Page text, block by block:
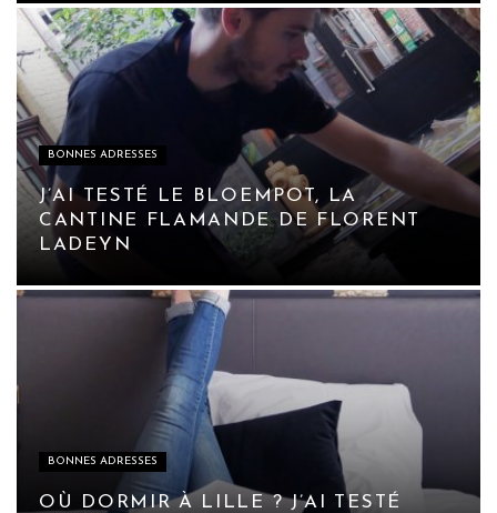
BONNES ADRESSES
J’AI TESTÉ LE BLOEMPOT, LA
CANTINE FLAMANDE DE FLORENT
LADEYN
BONNES ADRESSES
OÙ DORMIR À LILLE ? J’AI TESTÉ